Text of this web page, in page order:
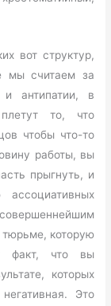
вот структур,
мы считаем за
антипатии, в
то, что
чтобы что-то
работы, вы
прыгнуть, и
которую
факт, что вы
которых
Это